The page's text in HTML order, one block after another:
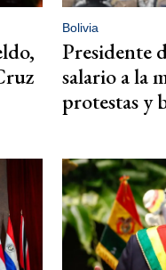
Bolivia
Presidente
salario a la
protestas y